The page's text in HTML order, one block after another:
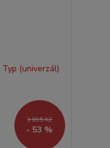
3 895 Kč
- 53 %